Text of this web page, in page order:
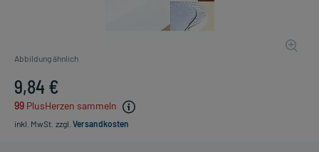
Abbildung ähnlich
9,84 €
99 PlusHerzen sammeln
inkl. MwSt. zzgl. Versandkosten